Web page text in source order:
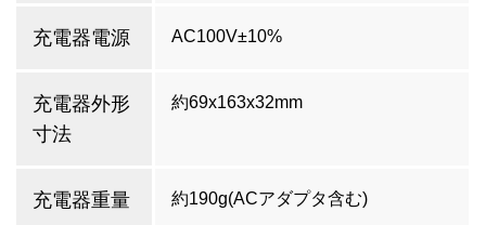
充電器電源 AC100V±10%
充電器外形
寸法
約69x163x32mm
充電器重量 約190g(ACアダプタ含む)